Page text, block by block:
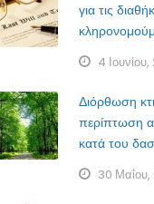
για τις
4
Διόρθωση
περίπτωση
κατά του
30